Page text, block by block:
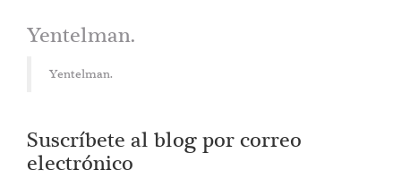
Yentelman.
Yentelman.
Suscríbete al blog por correo
electrónico